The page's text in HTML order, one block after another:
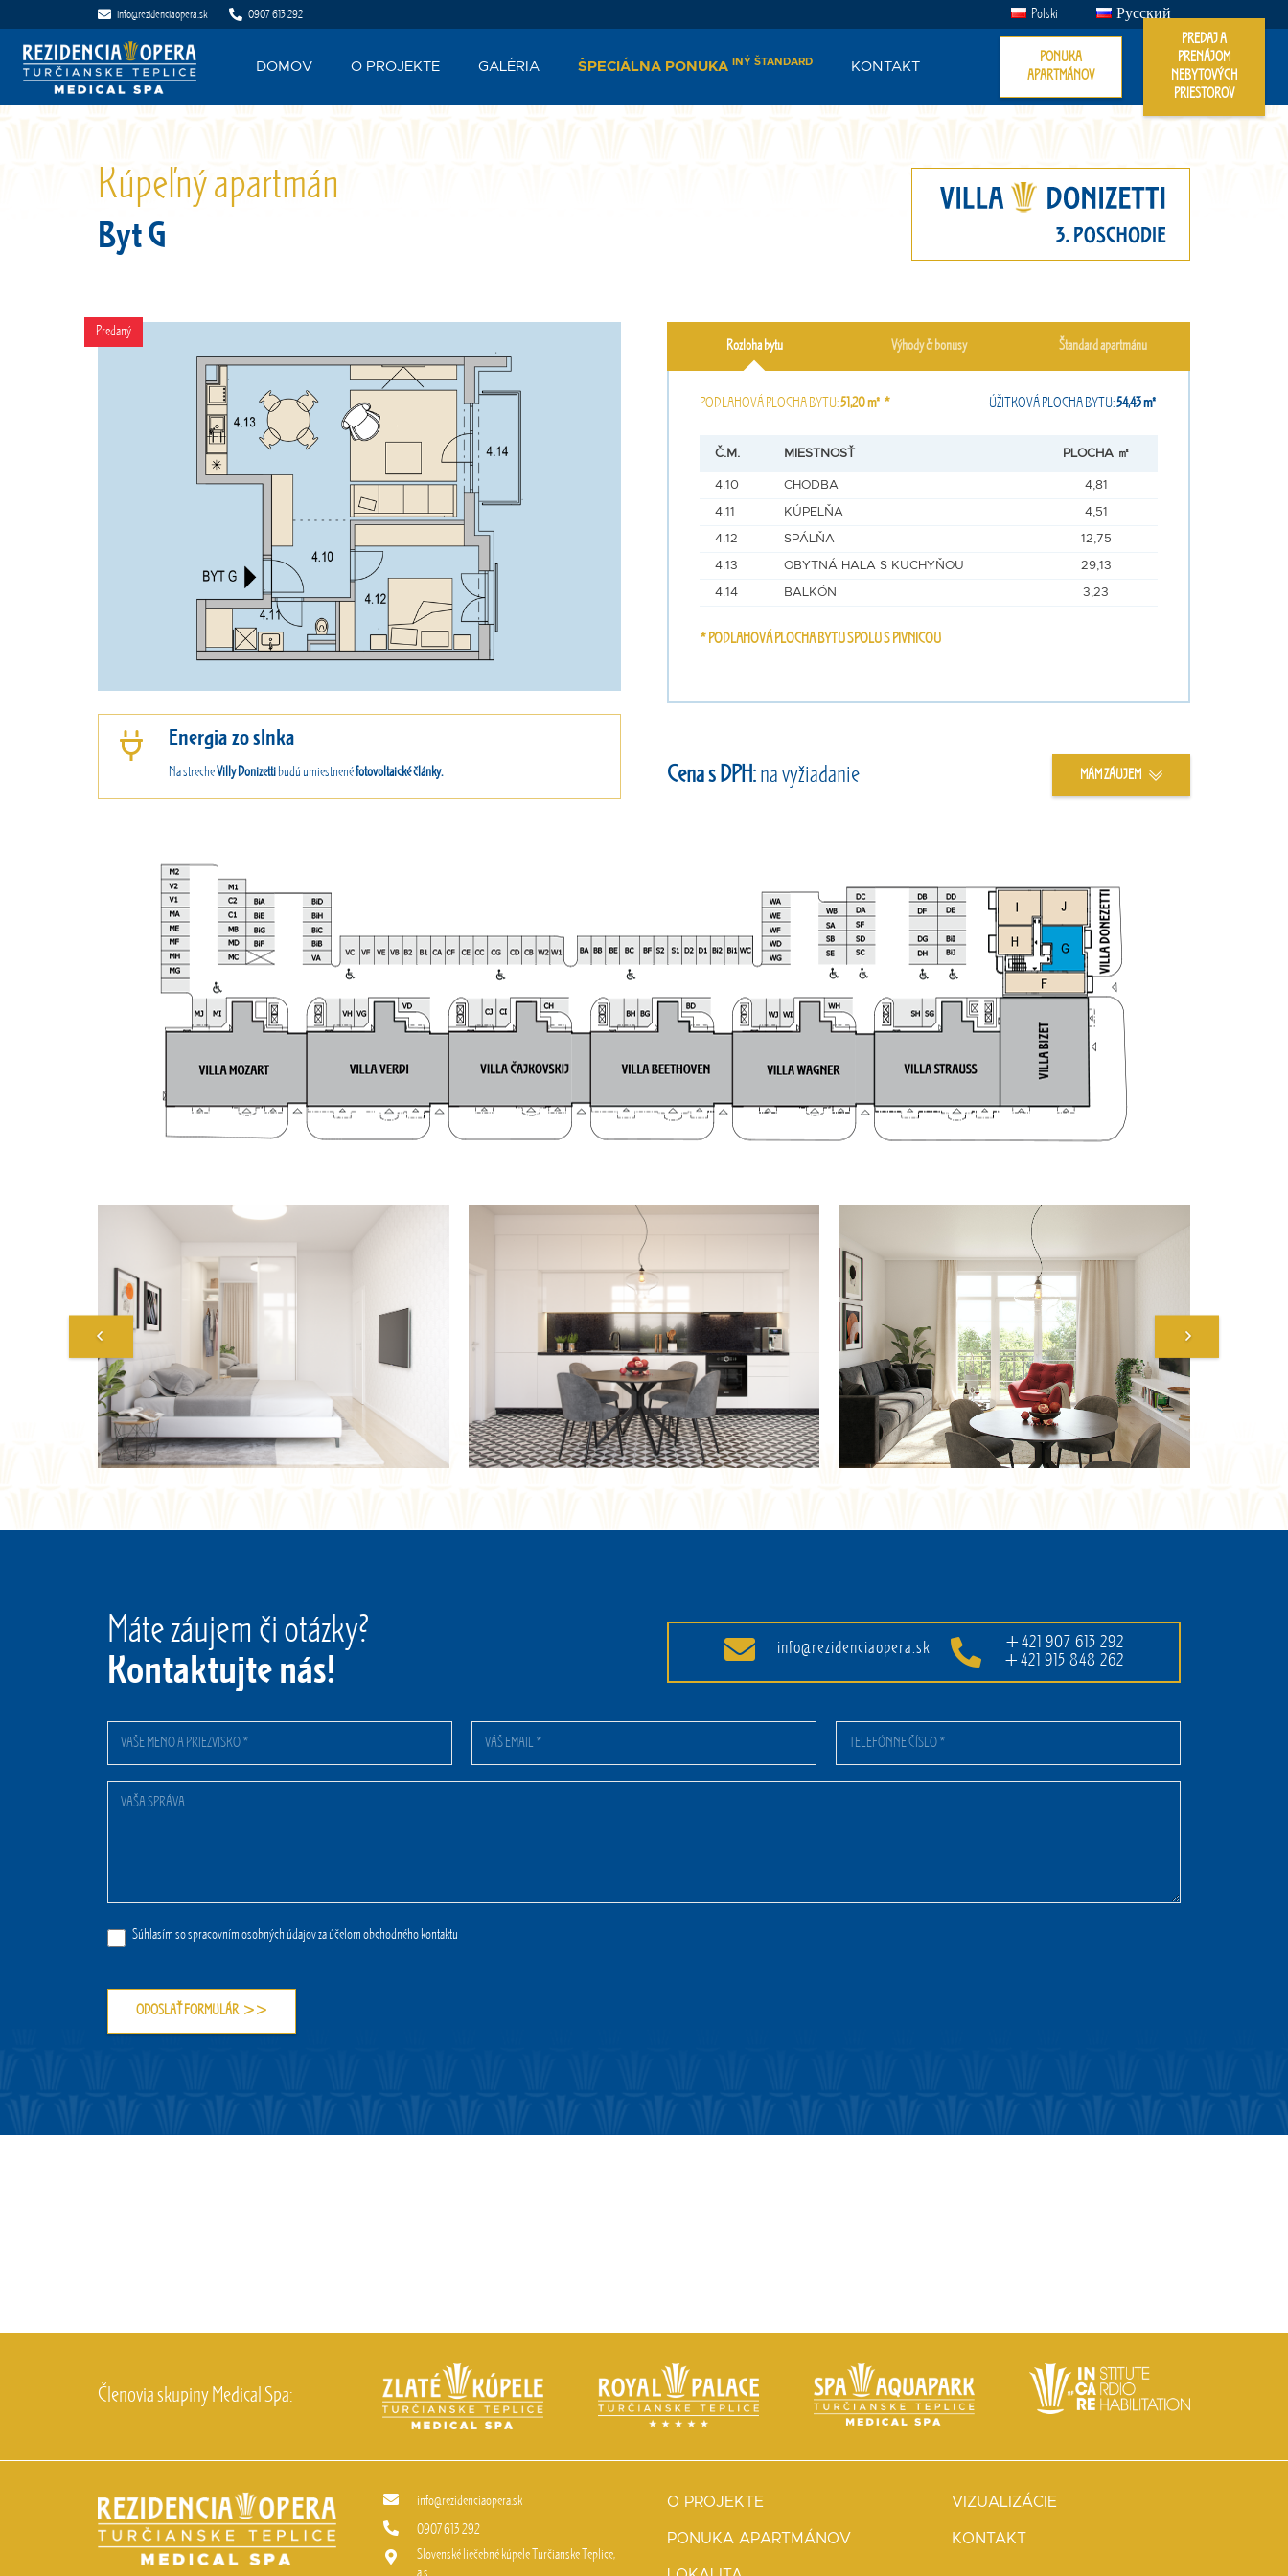
info@rezidenciaopera.sk 0907 613 292 Polski Русский
DOMOV O PROJEKTE GALÉRIA ŠPECIÁLNA PONUKA INÝ ŠTANDARD KONTAKT
PONUKA
APARTMÁNOV
PREDAJ A
PRENÁJOM
NEBYTOVÝCH
PRIESTOROV
Kúpeľný apartmán
Byt G
Predaný
Energia zo slnka
Na strecheVilly Donizettibudú umiestnenéfotovoltaické články.
Rozloha bytu Výhody & bonusy Štandard apartmánu
PODLAHOVÁ PLOCHA BYTU:51,20㎡ * ÚŽITKOVÁ PLOCHA BYTU:54,43㎡
Č.M. MIESTNOSŤ PLOCHA ㎡
4.10 CHODBA 4,81
4.11 KÚPELŇA 4,51
4.12 SPÁLŇA 12,75
4.13 OBYTNÁ HALA S KUCHYŇOU 29,13
4.14 BALKÓN 3,23
* PODLAHOVÁ PLOCHA BYTU SPOLU S PIVNICOU
Cena s DPH:na vyžiadanie MÁM ZÁUJEM
Máte záujem či otázky?
Kontaktujte nás!
info@rezidenciaopera.sk
+421 907 613 292
+421 915 848 262
Súhlasím so spracovním osobných údajov za účelom obchodného kontaktu
Členovia skupiny Medical Spa:
info@rezidenciaopera.sk
0907 613 292
Slovenské liečebné kúpele Turčianske Teplice,
O PROJEKTE
PONUKA APARTMÁNOV
VIZUALIZÁCIE
KONTAKT